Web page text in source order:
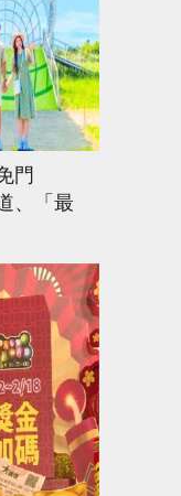
門
、「最